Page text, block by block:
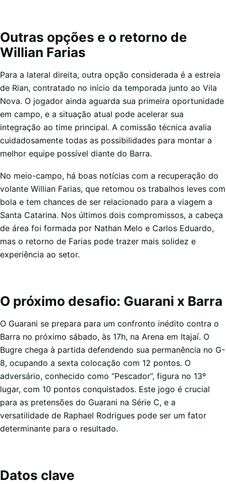
Outras opções e o retorno de
Willian Farias
Para a lateral direita, outra opção considerada é a estreia
de Rian, contratado no início da temporada junto ao Vila
Nova. O jogador ainda aguarda sua primeira oportunidade
em campo, e a situação atual pode acelerar sua
integração ao time principal. A comissão técnica avalia
cuidadosamente todas as possibilidades para montar a
melhor equipe possível diante do Barra.
No meio-campo, há boas notícias com a recuperação do
volante Willian Farias, que retomou os trabalhos leves com
bola e tem chances de ser relacionado para a viagem a
Santa Catarina. Nos últimos dois compromissos, a cabeça
de área foi formada por Nathan Melo e Carlos Eduardo,
mas o retorno de Farias pode trazer mais solidez e
experiência ao setor.
O próximo desafio: Guarani x Barra
O Guarani se prepara para um confronto inédito contra o
Barra no próximo sábado, às 17h, na Arena em Itajaí. O
Bugre chega à partida defendendo sua permanência no G-
8, ocupando a sexta colocação com 12 pontos. O
adversário, conhecido como “Pescador”, figura no 13º
lugar, com 10 pontos conquistados. Este jogo é crucial
para as pretensões do Guarani na Série C, e a
versatilidade de Raphael Rodrigues pode ser um fator
determinante para o resultado.
Datos clave